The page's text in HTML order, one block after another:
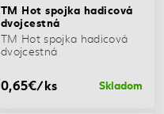
TM Hot spojka hadicová
dvojcestná
TM Hot spojka hadicová
dvojcestná
0,65€/ks Skladom